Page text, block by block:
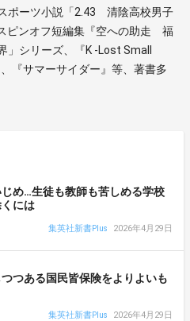
ポーツ小説「2.43 清陰高校男子
ピンオフ短編集『空への助走 福
」シリーズ、『K -Lost Small
、『サマーサイダー』等、著書多
め…生徒も教師も苦しめる学校
には
集英社新書Plus 2026年4月29日
つつある国民皆保険をよりよいも
集英社新書Plus 2026年4月29日